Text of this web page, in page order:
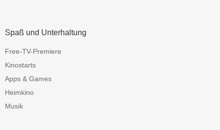
Spaß und Unterhaltung
Free-TV-Premiere
Kinostarts
Apps & Games
Heimkino
Musik